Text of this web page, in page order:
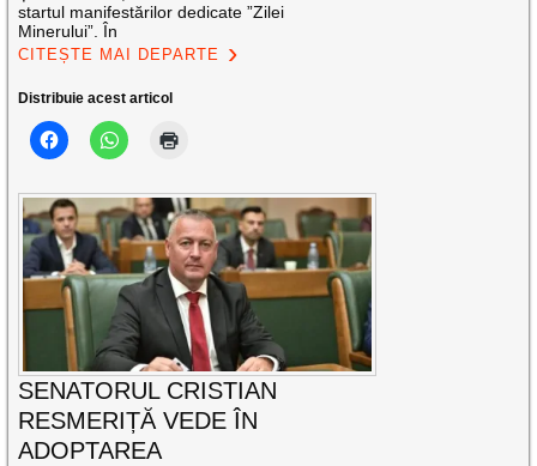
startul manifestărilor dedicate ”Zilei
Minerului”. În
CITEȘTE MAI DEPARTE
Distribuie acest articol
SENATORUL CRISTIAN
RESMERIȚĂ VEDE ÎN
ADOPTAREA